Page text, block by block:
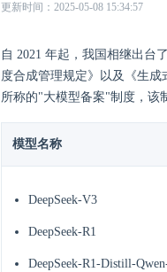
更新时间：2025-05-08 15:34:57
自 2021 年起，我国相继出台
度合成管理规定》以及《生
所称的"大模型备案"制度，该
模型名称
DeepSeek-V3
DeepSeek-R1
DeepSeek-R1-Distill-